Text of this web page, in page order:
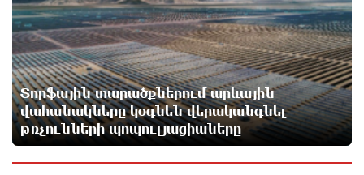
«հակասաֆարովյան» օրենսդրական
նախաձեռնության վերաբերյալ հիմանվորումներ․
Շիրազ Մանուկյան
3 ժամ առաջ
Վեհափառ Հայրապետի շուրջ խայտառակ
զարգացումների, Գյուղացիներին վերաբերող
առաջնային հարցերի մասին՝ գյուղտեխնիկայից
մինչև անվճար երթուղի. Անդրանիկ Գևորգյան
3 ժամ առաջ
Տորֆային տարածքներում արևային
վահանակները կօգնեն վերականգնել
թռչունների պոպուլյացիաները